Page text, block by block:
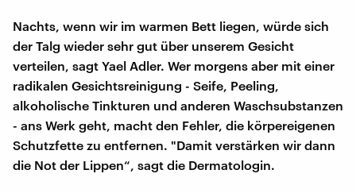
Nachts, wenn wir im warmen Bett liegen, würde sich
der Talg wieder sehr gut über unserem Gesicht
verteilen, sagt Yael Adler. Wer morgens aber mit einer
radikalen Gesichtsreinigung - Seife, Peeling,
alkoholische Tinkturen und anderen Waschsubstanzen
- ans Werk geht, macht den Fehler, die körpereigenen
Schutzfette zu entfernen. "Damit verstärken wir dann
die Not der Lippen“, sagt die Dermatologin.